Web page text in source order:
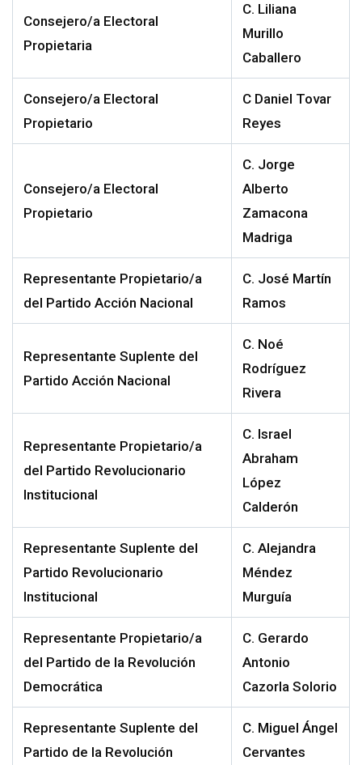
Consejero/a Electoral
Propietaria
C. Liliana
Murillo
Caballero
Consejero/a Electoral
Propietario
C Daniel Tovar
Reyes
Consejero/a Electoral
Propietario
C. Jorge
Alberto
Zamacona
Madriga
Representante Propietario/a
del Partido Acción Nacional
C. José Martín
Ramos
Representante Suplente del
Partido Acción Nacional
C. Noé
Rodríguez
Rivera
Representante Propietario/a
del Partido Revolucionario
Institucional
C. Israel
Abraham
López
Calderón
Representante Suplente del
Partido Revolucionario
Institucional
C. Alejandra
Méndez
Murguía
Representante Propietario/a
del Partido de la Revolución
Democrática
C. Gerardo
Antonio
Cazorla Solorio
Representante Suplente del
Partido de la Revolución
C. Miguel Ángel
Cervantes